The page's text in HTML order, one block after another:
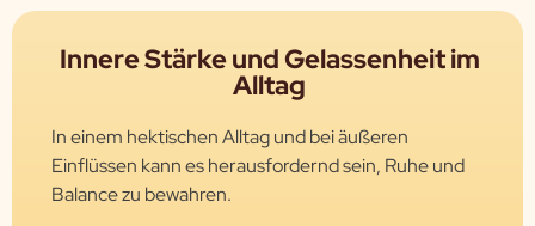
Innere Stärke und Gelassenheit im
Alltag
In einem hektischen Alltag und bei äußeren
Einflüssen kann es herausfordernd sein, Ruhe und
Balance zu bewahren.